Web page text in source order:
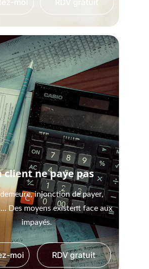
RDV gratuit
client ne paye pas
moi RDV gratuit
moi
injonction de payer,
Des moyens existent face aux
impayés.